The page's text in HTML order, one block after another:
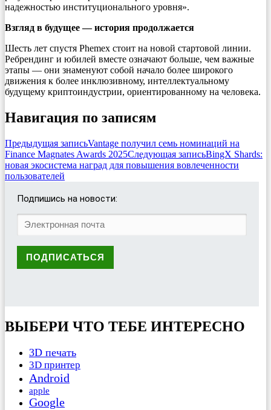
надежностью институционального уровня».
Взгляд в будущее — история продолжается
Шесть лет спустя Phemex стоит на новой стартовой линии.
Ребрендинг и юбилей вместе означают больше, чем важные
этапы — они знаменуют собой начало более широкого
движения к более инклюзивному, интеллектуальному
будущему криптоиндустрии, ориентированному на человека.
Навигация по записям
Предыдущая записьVantage получил семь номинаций на
Finance Magnates Awards 2025Следующая записьBingX Shards:
новая экосистема наград для повышения вовлеченности
пользователей
Подпишись на новости:
ВЫБЕРИ ЧТО ТЕБЕ ИНТЕРЕСНО
3D печать
3D принтер
Android
apple
Google